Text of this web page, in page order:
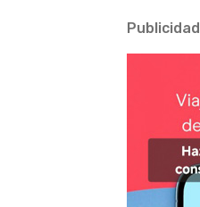
Publicidad